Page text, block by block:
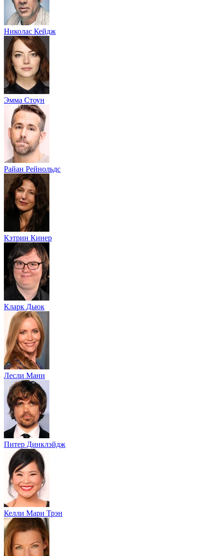
Николас Кейдж
Эмма Стоун
Райан Рейнольдс
Кэтрин Кинер
Кларк Дьюк
Лесли Манн
Питер Динклэйдж
Келли Мари Трэн